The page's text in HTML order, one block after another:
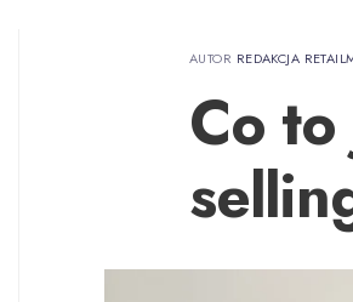
AUTOR REDAKCJA
Co